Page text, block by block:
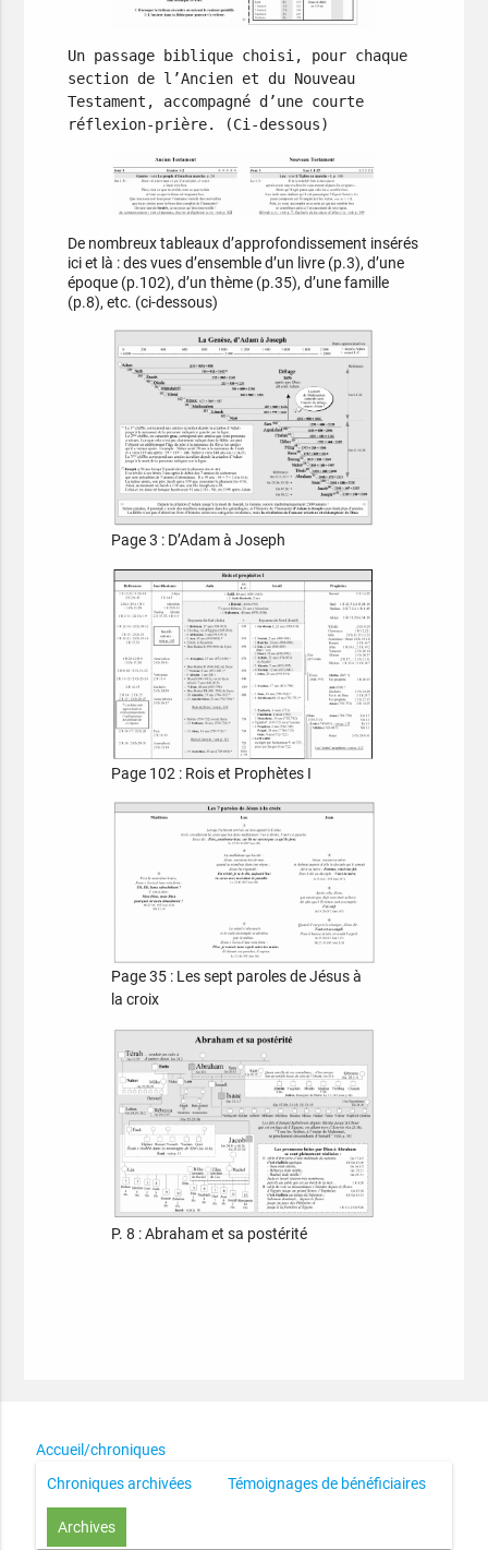
Un passage biblique choisi, pour chaque
section de l’Ancien et du Nouveau
Testament, accompagné d’une courte
réflexion-prière. (Ci-dessous)
De nombreux tableaux d’approfondissement insérés
ici et là : des vues d’ensemble d’un livre (p.3), d’une
époque (p.102), d’un thème (p.35), d’une famille
(p.8), etc. (ci-dessous)
Page 3 : D’Adam à Joseph
Page 102 : Rois et Prophètes I
Page 35 : Les sept paroles de Jésus à
la croix
P. 8 : Abraham et sa postérité
Accueil/chroniques
Chroniques archivées
Témoignages de bénéficiaires
Archives